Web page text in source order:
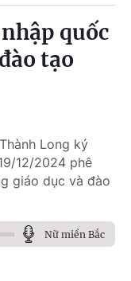
quốc
tạo
Long ký
12/2024 phê
giáo dục và đào
Nữ miền Bắc